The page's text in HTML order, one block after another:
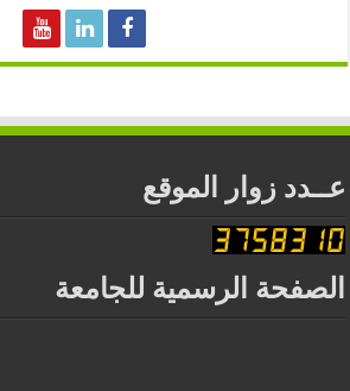
عــدد زوار الموقع
الصفحة الرسمية للجامعة